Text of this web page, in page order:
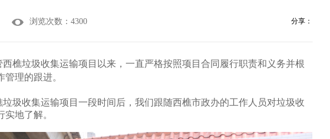
浏览次数：4300 分享：
樵垃圾收集运输项目以来，一直严格按照项目合同履行职责和义务并根
理的跟进。
收集运输项目一段时间后，我们跟随西樵市政办的工作人员对垃圾收
地了解。